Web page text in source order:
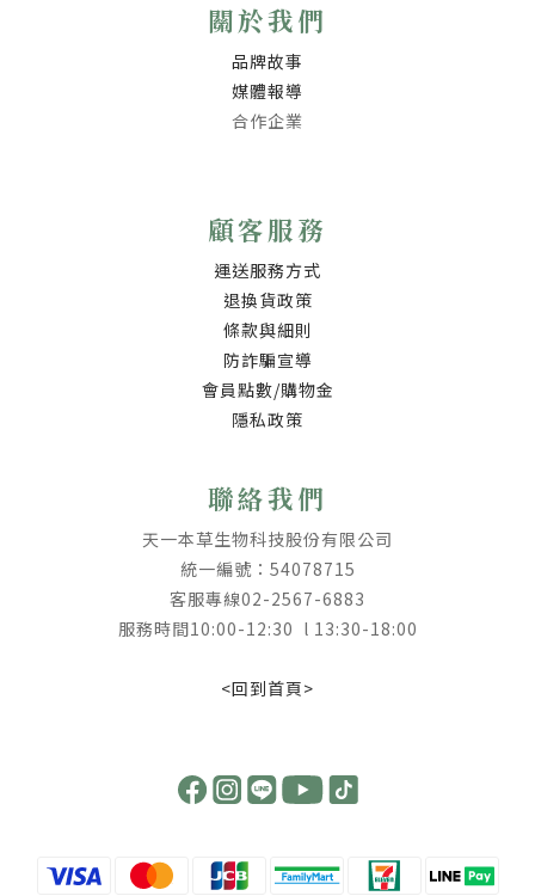
關於我們
品牌故事
媒體報導
合作企業
顧客服務
運送服務方式
退換貨政策
條款與細則
防詐騙宣導
會員點數/購物金
隱私政策
聯絡我們
天一本草生物科技股份有限公司
統一編號：54078715
客服專線02-2567-6883
服務時間10:00-12:30 l 13:30-18:00
<回到首頁>